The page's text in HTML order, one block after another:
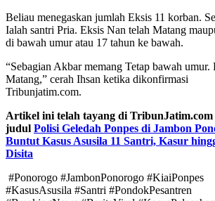
Beliau menegaskan jumlah Eksis 11 korban.
Ialah santri Pria. Eksis Nan telah Matang
di bawah umur atau 17 tahun ke bawah.
“Sebagian Akbar memang Tetap bawah umur.
Matang,” cerah Ihsan ketika dikonfirmasi
Tribunjatim.com.
Artikel ini telah tayang di TribunJatim.com
judul Polisi Geledah Ponpes di Jambon
Buntut Kasus Asusila 11 Santri, Kasur
Disita
#Ponorogo #JambonPonorogo #KiaiPonpes
#KasusAsusila #Santri #PondokPesantren